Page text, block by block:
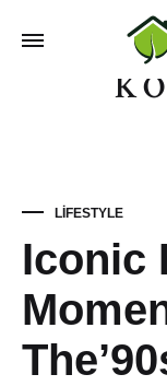
LIFESTYLE
Iconic